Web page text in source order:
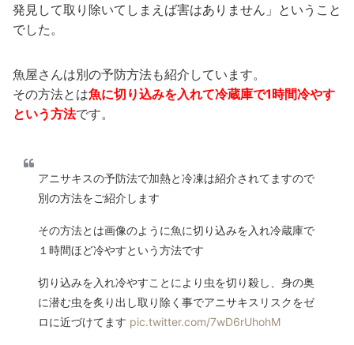
発見して取り除いてしまえば害はありません」ということ
でした。
魚屋さんは別の予防方法も紹介しています。
その方法とは魚に切り込みを入れて冷蔵庫で1時間冷やす
という方法です。
アニサキスの予防法で加熱と冷凍は紹介されてますので
別の方法をご紹介します
その方法とは画像のように魚に切り込みを入れ冷蔵庫で
１時間ほど冷やすという方法です
切り込みを入れ冷やすことにより虫を切り殺し、身の奥
に潜む虫を炙り出し取り除く事でアニサキスリスクをゼ
ロに近づけてます pic.twitter.com/7wD6rUhohM